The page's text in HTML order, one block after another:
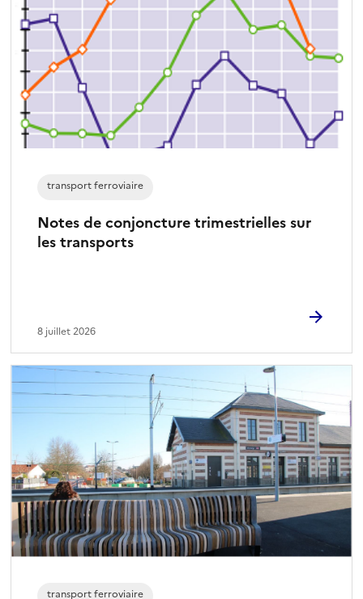
e
c
t
i
o
Notes de conjoncture trimestrielles sur
les transports
transport ferroviaire
8 juillet 2026
transport ferroviaire